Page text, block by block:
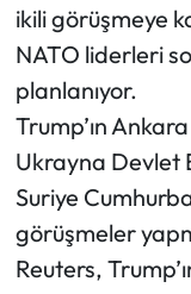
ikili görüşmeye
NATO liderleri
planlanıyor.
Trump’ın
Ukrayna Devlet
Suriye
görüşmeler
Reuters,